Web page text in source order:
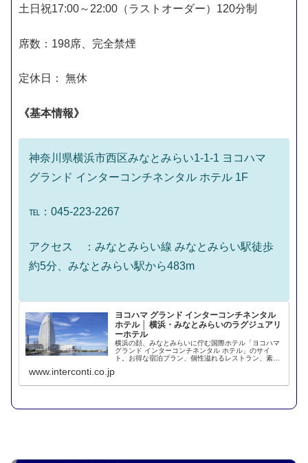
土日祝17:00～22:00（ラストオーダー）120分制
席数：198席、完全禁煙
定休日： 無休
《基本情報》
神奈川県横浜市西区みなとみらい1-1-1 ヨコハマ
グランド インターコンチネンタル ホテル 1F
℡：045-223-2267
アクセス ：みなとみらい線 みなとみらい駅徒歩
約5分、みなとみらい駅から483m
ヨコハマ グランド インターコンチネンタル
ホテル │ 横浜・みなとみらいのラグジュアリ
ーホテル
横浜の顔、みなとみらいに佇む国際ホテル「ヨコハマ
グランド インターコンチネンタル ホテル」のサイ
ト。お得な宿泊プラン、個性溢れるレストラン、素敵
www.interconti.co.jp